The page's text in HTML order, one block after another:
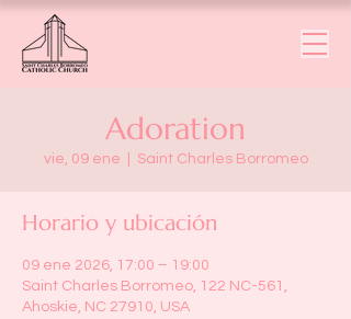
Adoration
vie, 09 ene Saint Charles Borromeo
Horario y ubicación
09 ene 2026, 17:00 – 19:00
Saint Charles Borromeo, 122 NC-561,
Ahoskie, NC 27910, USA